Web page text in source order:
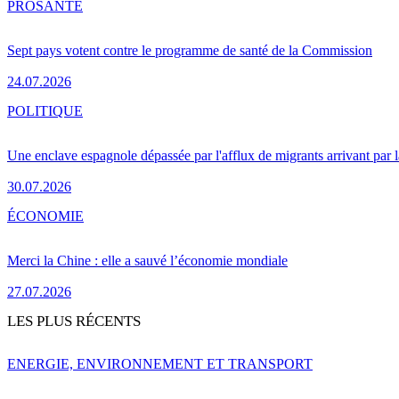
Sept pays votent contre le programme de santé de la Commission
24.07.2026
PROSANTÉ
Une enclave espagnole dépassée par l'afflux de migrants arrivant par
30.07.2026
POLITIQUE
Merci la Chine : elle a sauvé l’économie mondiale
27.07.2026
ÉCONOMIE
LES PLUS RÉCENTS
ENERGIE, ENVIRONNEMENT ET TRANSPORT